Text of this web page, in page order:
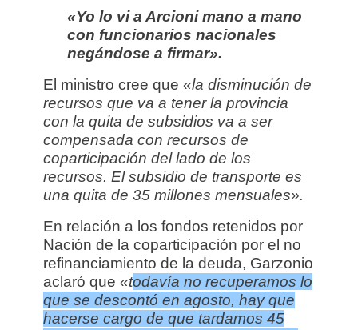
«Yo lo vi a Arcioni mano a mano
con funcionarios nacionales
negándose a firmar».
El ministro cree que «la disminución de
recursos que va a tener la provincia
con la quita de subsidios va a ser
compensada con recursos de
coparticipación del lado de los
recursos. El subsidio de transporte es
una quita de 35 millones mensuales».
En relación a los fondos retenidos por
Nación de la coparticipación por el no
refinanciamiento de la deuda, Garzonio
aclaró que «todavía no recuperamos lo
que se descontó en agosto, hay que
hacerse cargo de que tardamos 45